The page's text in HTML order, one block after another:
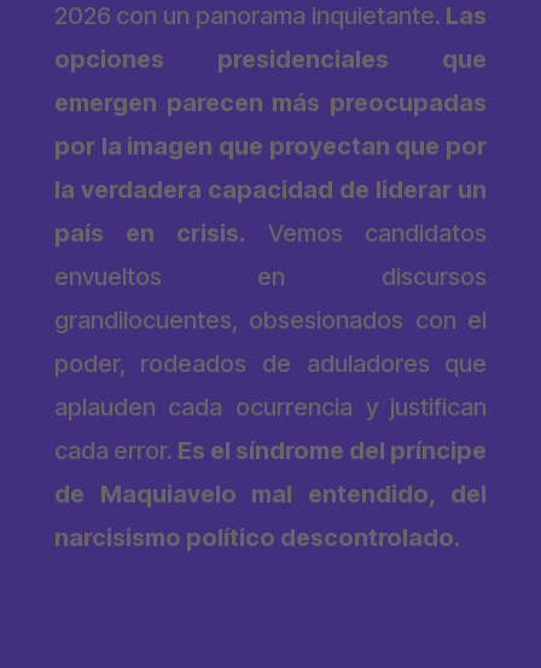
2026 con un panorama inquietante. Las
opciones presidenciales que
emergen parecen más preocupadas
por la imagen que proyectan que por
la verdadera capacidad de liderar un
país en crisis. Vemos candidatos
envueltos en discursos
grandilocuentes, obsesionados con el
poder, rodeados de aduladores que
aplauden cada ocurrencia y justifican
cada error. Es el síndrome del príncipe
de Maquiavelo mal entendido, del
narcisismo político descontrolado.